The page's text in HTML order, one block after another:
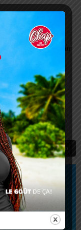
ce navigateur pour
par e-mail.
par e-mail.